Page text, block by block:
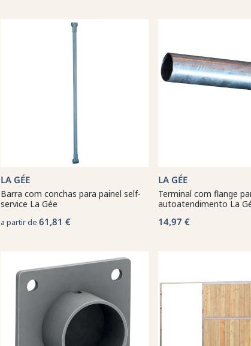
LA GÉE
Barra com conchas para painel self-
service La Gée
a partir de 61,81 €
LA GÉE
Terminal com flange
autoatendimento La
14,97 €